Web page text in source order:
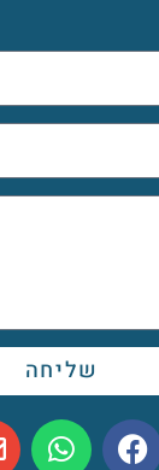
שליחה